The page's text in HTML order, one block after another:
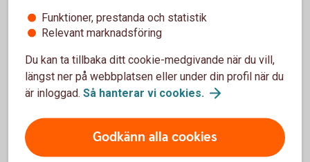
4. Koppla ihop Tapster-appen med din wearable
Följ instruktionerna i Tapster-appen: Contactless
5. Identifiera dig i Tapster-appen
Slutför anslutningen genom att signera med Mobilt
Du är nu redo att börja använda din wearable i butik.
Funktioner, prestanda och statistik
Relevant marknadsföring
Du kan ta tillbaka ditt cookie-medgivande när du vill,
längst ner på webbplatsen eller under din profil när du
är inloggad. Så hanterar vi cookies.
Godkänn alla cookies